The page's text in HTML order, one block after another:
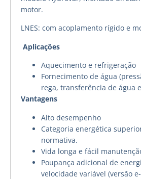
motor.
LNES: com acoplamento rígido e
Aplicações
Aquecimento e refrigeração
Fornecimento de água
rega, transferência de água
Vantagens
Alto desempenho
Categoria energética
normativa.
Vida longa e fácil
Poupança adicional de
velocidade variável (versão